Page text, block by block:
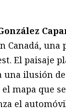
Canadá, una
El paisaje
ilusión
mapa que
el